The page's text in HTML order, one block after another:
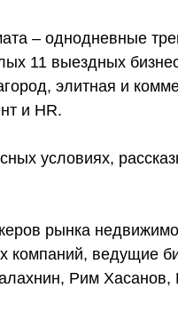
– однодневные
11 выездных
элитная и
и HR.
условиях,
рынка
компаний, ведущие
Рим Хасанов,